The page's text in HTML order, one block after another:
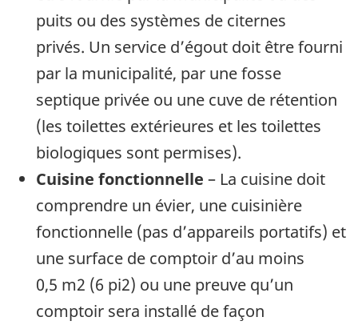
puits ou des systèmes de citernes
privés. Un service d’égout doit être fourni
par la municipalité, par une fosse
septique privée ou une cuve de rétention
(les toilettes extérieures et les toilettes
biologiques sont permises).
Cuisine fonctionnelle – La cuisine doit
comprendre un évier, une cuisinière
fonctionnelle (pas d’appareils portatifs) et
une surface de comptoir d’au moins
0,5 m2 (6 pi2) ou une preuve qu’un
comptoir sera installé de façon